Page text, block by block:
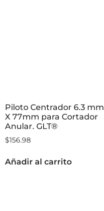
Piloto Centrador 6.3 mm
X 77mm para Cortador
Anular. GLT®
$156.98
Añadir al carrito